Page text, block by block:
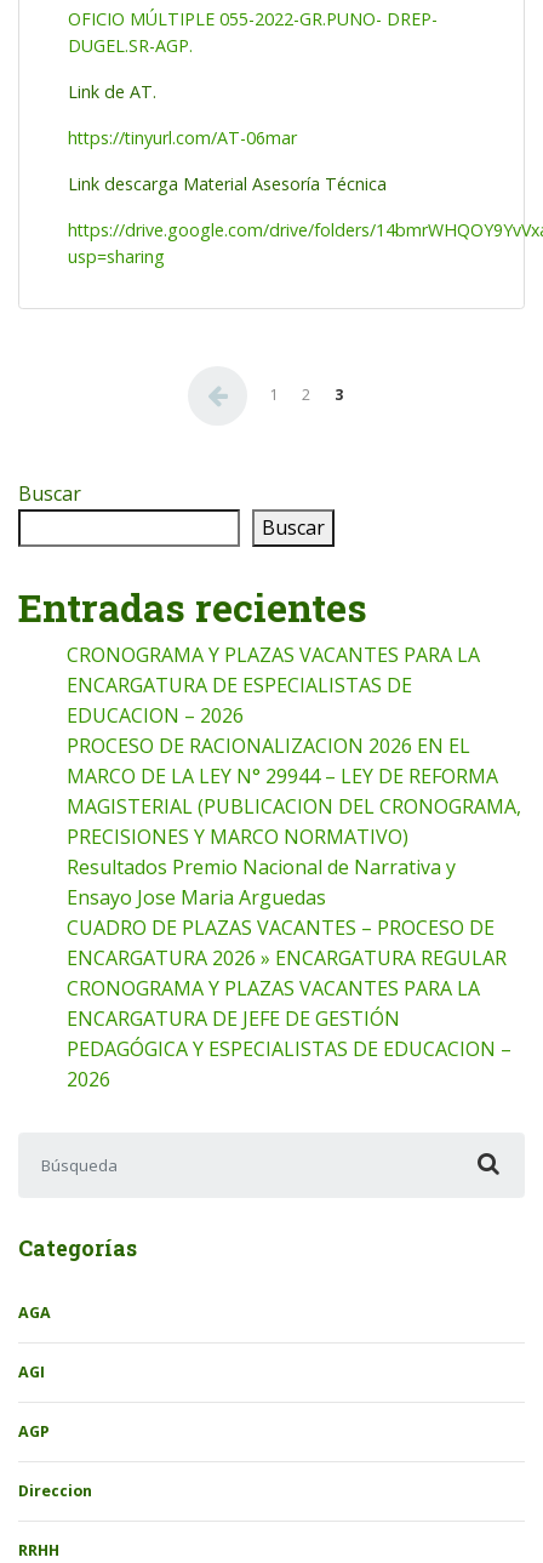
OFICIO MÚLTIPLE 055-2022-GR.PUNO- DREP-
DUGEL.SR-AGP.
Link de AT.
https://tinyurl.com/AT-06mar
Link descarga Material Asesoría Técnica
https://drive.google.com/drive/folders/
usp=sharing
Paginación de entradas
1 2 3
Buscar
Buscar
Entradas recientes
CRONOGRAMA Y PLAZAS VACANTES PARA LA
ENCARGATURA DE ESPECIALISTAS DE
EDUCACION – 2026
PROCESO DE RACIONALIZACION 2026 EN EL
MARCO DE LA LEY N° 29944 – LEY DE REFORMA
MAGISTERIAL (PUBLICACION DEL CRONOGRAMA,
PRECISIONES Y MARCO NORMATIVO)
Resultados Premio Nacional de Narrativa y
Ensayo Jose Maria Arguedas
CUADRO DE PLAZAS VACANTES – PROCESO DE
ENCARGATURA 2026 » ENCARGATURA REGULAR
CRONOGRAMA Y PLAZAS VACANTES PARA LA
ENCARGATURA DE JEFE DE GESTIÓN
PEDAGÓGICA Y ESPECIALISTAS DE EDUCACION –
2026
Categorías
AGA
AGI
AGP
Direccion
RRHH